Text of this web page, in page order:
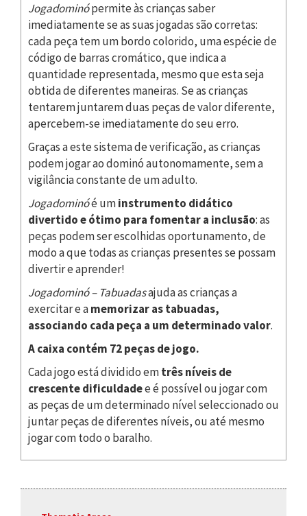
Jogadominópermite às crianças saber
imediatamente se as suas jogadas são corretas:
cada peça tem um bordo colorido, uma espécie de
código de barras cromático, que indica a
quantidade representada, mesmo que esta seja
obtida de diferentes maneiras. Se as crianças
tentarem juntarem duas peças de valor diferente,
apercebem-se imediatamente do seu erro.
Graças a este sistema de verificação, as crianças
podem jogar ao dominó autonomamente, sem a
vigilância constante de um adulto.
Jogadominóé uminstrumento didático
divertido e ótimo para fomentar a inclusão: as
peças podem ser escolhidas oportunamento, de
modo a que todas as crianças presentes se possam
divertir e aprender!
Jogadominó – Tabuadasajuda as crianças a
exercitar e amemorizar as tabuadas,
associando cada peça a um determinado valor.
A caixa contém 72 peças de jogo.
Cada jogo está dividido emtrês níveis de
crescente dificuldadee é possível ou jogar com
as peças de um determinado nível seleccionado ou
juntar peças de diferentes níveis, ou até mesmo
jogar com todo o baralho.